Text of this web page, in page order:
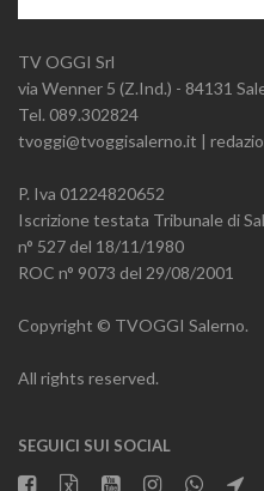
TV OGGI Srl
via Wenner 5 (Z.Ind.) - 84131
Tel. 089.302824
tvoggi@tvoggisalerno.it |
P. Iva 01224820652
Iscrizione testata Tribunale di
n° 527 del 18/11/1980
ROC n° 9073 del 29/08/2001
Copyright © TVOGGI Salerno.
All rights reserved.
SEGUICI SUI SOCIAL